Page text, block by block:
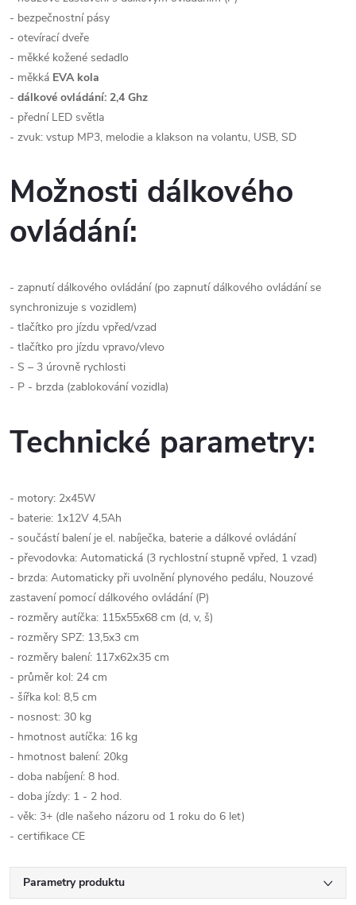
- bezpečnostní pásy
- otevírací dveře
- měkké kožené sedadlo
- měkká EVA kola
- dálkové ovládání: 2,4 Ghz
- přední LED světla
- zvuk: vstup MP3, melodie a klakson na volantu, USB, SD
Možnosti dálkového
ovládání:
- zapnutí dálkového ovládání (po zapnutí dálkového ovládání se
synchronizuje s vozidlem)
- tlačítko pro jízdu vpřed/vzad
- tlačítko pro jízdu vpravo/vlevo
- S – 3 úrovně rychlosti
- P - brzda (zablokování vozidla)
Technické parametry:
- motory: 2x45W
- baterie: 1x12V 4,5Ah
- součástí balení je el. nabíječka, baterie a dálkové ovládání
- převodovka: Automatická (3 rychlostní stupně vpřed, 1 vzad)
- brzda: Automaticky při uvolnění plynového pedálu, Nouzové
zastavení pomocí dálkového ovládání (P)
- rozměry autíčka: 115x55x68 cm (d, v, š)
- rozměry SPZ: 13,5x3 cm
- rozměry balení: 117x62x35 cm
- průměr kol: 24 cm
- šířka kol: 8,5 cm
- nosnost: 30 kg
- hmotnost autíčka: 16 kg
- hmotnost balení: 20kg
- doba nabíjení: 8 hod.
- doba jízdy: 1 - 2 hod.
- věk: 3+ (dle našeho názoru od 1 roku do 6 let)
- certifikace CE
Parametry produktu